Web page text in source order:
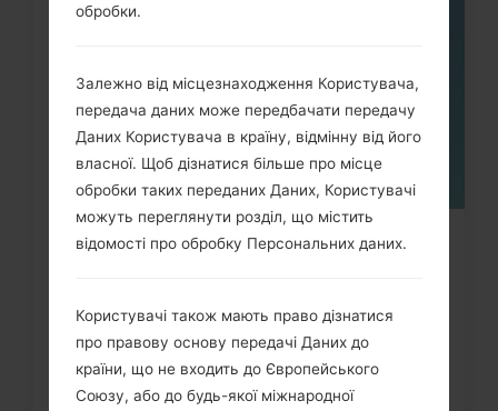
Як видалити усі дані з телефону
обробки.
Залежно від місцезнаходження Користувача,
передача даних може передбачати передачу
Даних Користувача в країну, відмінну від його
власної. Щоб дізнатися більше про місце
обробки таких переданих Даних, Користувачі
можуть переглянути розділ, що містить
відомості про обробку Персональних даних.
Користувачі також мають право дізнатися
про правову основу передачі Даних до
країни, що не входить до Європейського
Союзу, або до будь-якої міжнародної